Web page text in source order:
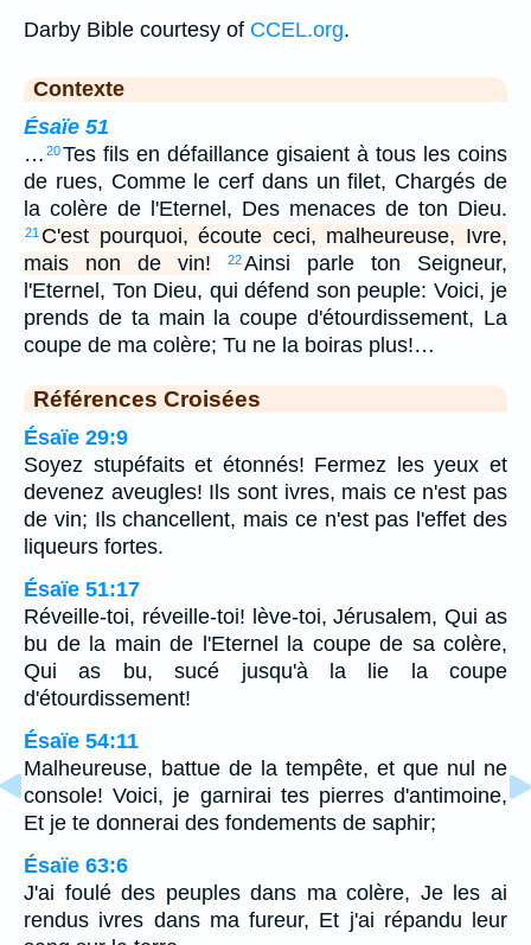
Darby Bible courtesy of CCEL.org.
Contexte
Ésaïe 51
… 20Tes fils en défaillance gisaient à tous les coins
de rues, Comme le cerf dans un filet, Chargés de
la colère de l'Eternel, Des menaces de ton Dieu.
21 C'est pourquoi, écoute ceci, malheureuse, Ivre,
mais non de vin!
22 Ainsi parle ton Seigneur,
l'Eternel, Ton Dieu, qui défend son peuple: Voici, je
prends de ta main la coupe d'étourdissement, La
coupe de ma colère; Tu ne la boiras plus!…
Références Croisées
Ésaïe 29:9
Soyez stupéfaits et étonnés! Fermez les yeux et
devenez aveugles! Ils sont ivres, mais ce n'est pas
de vin; Ils chancellent, mais ce n'est pas l'effet des
liqueurs fortes.
Ésaïe 51:17
Réveille-toi, réveille-toi! lève-toi, Jérusalem, Qui as
bu de la main de l'Eternel la coupe de sa colère,
Qui as bu, sucé jusqu'à la lie la coupe
d'étourdissement!
Ésaïe 54:11
Malheureuse, battue de la tempête, et que nul ne
console! Voici, je garnirai tes pierres d'antimoine,
Et je te donnerai des fondements de saphir;
Ésaïe 63:6
J'ai foulé des peuples dans ma colère, Je les ai
rendus ivres dans ma fureur, Et j'ai répandu leur